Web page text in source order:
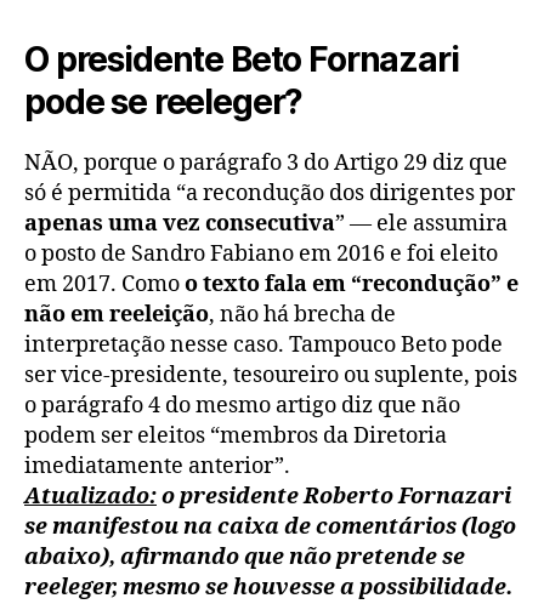
O presidente Beto Fornazari
pode se reeleger?
NÃO, porque o parágrafo 3 do Artigo 29 diz que
só é permitida “a recondução dos dirigentes por
apenas uma vez consecutiva” — ele assumira
o posto de Sandro Fabiano em 2016 e foi eleito
em 2017. Comoo texto fala em “recondução” e
não em reeleição, não há brecha de
interpretação nesse caso. Tampouco Beto pode
ser vice-presidente, tesoureiro ou suplente, pois
o parágrafo 4 do mesmo artigo diz que não
podem ser eleitos “membros da Diretoria
imediatamente anterior”.
Atualizado:o presidente Roberto Fornazari
se manifestou na caixa de comentários (logo
abaixo), afirmando que não pretende se
reeleger, mesmo se houvesse a possibilidade.